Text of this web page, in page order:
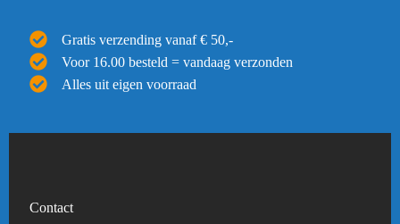
Gratis verzending vanaf € 50,-
Voor 16.00 besteld = vandaag verzonden
Alles uit eigen voorraad
Contact